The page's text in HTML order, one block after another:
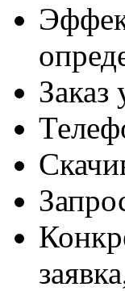
Заказ